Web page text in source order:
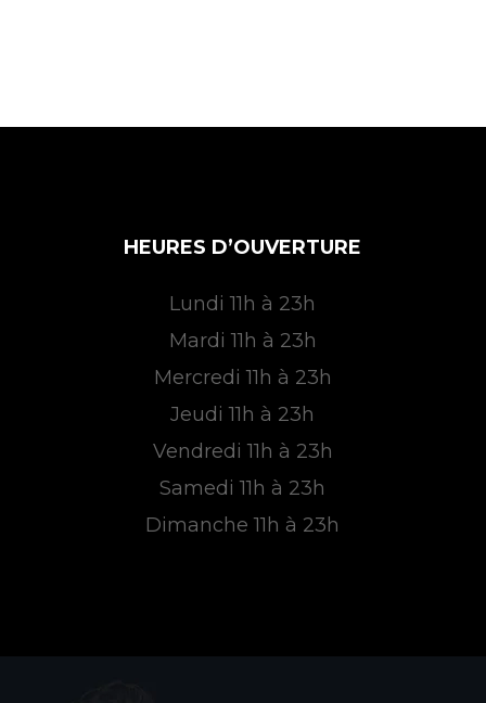
HEURES D’OUVERTURE
Lundi 11h à 23h
Mardi 11h à 23h
Mercredi 11h à 23h
Jeudi 11h à 23h
Vendredi 11h à 23h
Samedi 11h à 23h
Dimanche 11h à 23h